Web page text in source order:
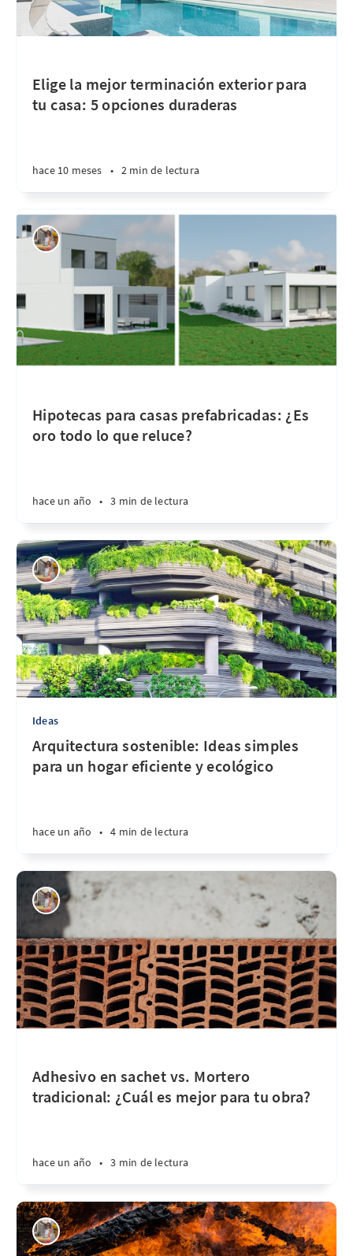
Elige la mejor terminación exterior para
tu casa: 5 opciones duraderas
hace 10 meses • 2 min de lectura
Hipotecas para casas prefabricadas: ¿Es
oro todo lo que reluce?
hace un año • 3 min de lectura
Ideas
Arquitectura sostenible: Ideas simples
para un hogar eficiente y ecológico
hace un año • 4 min de lectura
Adhesivo en sachet vs. Mortero
tradicional: ¿Cuál es mejor para tu obra?
hace un año • 3 min de lectura